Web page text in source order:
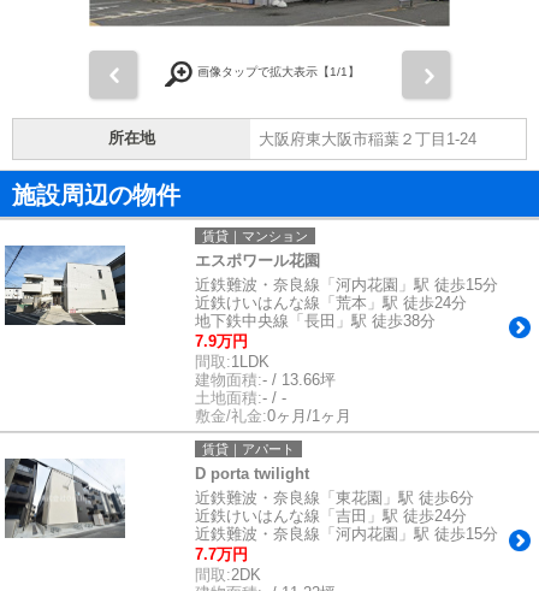
画像タップで拡大表示【1/1】
所在地 大阪府東大阪市稲葉２丁目1-24
施設周辺の物件
賃貸｜マンション
エスポワール花園
近鉄難波・奈良線「河内花園」駅 徒歩15分
近鉄けいはんな線「荒本」駅 徒歩24分
地下鉄中央線「長田」駅 徒歩38分
7.9万円
間取:1LDK
建物面積:- / 13.66坪
土地面積:- / -
敷金/礼金:0ヶ月/1ヶ月
賃貸｜アパート
D porta twilight
近鉄難波・奈良線「東花園」駅 徒歩6分
近鉄けいはんな線「吉田」駅 徒歩24分
近鉄難波・奈良線「河内花園」駅 徒歩15分
7.7万円
間取:2DK